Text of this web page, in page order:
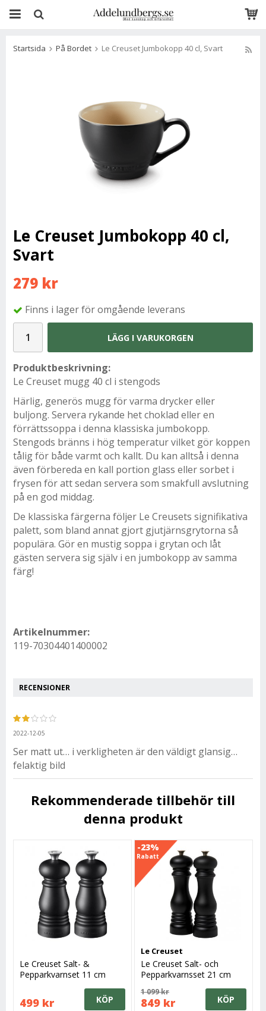
Startsida På Bordet Le Creuset Jumbokopp 40 cl, Svart
Le Creuset Jumbokopp 40 cl,
Svart
279 kr
Finns i lager för omgående leverans
LÄGG I VARUKORGEN
Produktbeskrivning:
Le Creuset mugg 40 cl i stengods
Härlig, generös mugg för varma drycker eller
buljong. Servera rykande het choklad eller en
förrättssoppa i denna klassiska jumbokopp.
Stengods bränns i hög temperatur vilket gör koppen
tålig för både varmt och kallt. Du kan alltså i denna
även förbereda en kall portion glass eller sorbet i
frysen för att sedan servera som smakfull avslutning
på en god middag.
De klassiska färgerna följer Le Creusets signifikativa
palett, som bland annat gjort gjutjärnsgrytorna så
populära. Gör en mustig soppa i grytan och låt
gästen servera sig själv i en jumbokopp av samma
färg!
Artikelnummer:
119-70304401400002
RECENSIONER
2022-12-05
Ser matt ut… i verkligheten är den väldigt glansig…
felaktig bild
Rekommenderade tillbehör till
denna produkt
Le Creuset Salt- &
Pepparkvarnset 11 cm
499 kr KÖP
-23%
Rabatt
Le Creuset
Le Creuset Salt- och
Pepparkvarnsset 21 cm
1 099 kr
849 kr KÖP